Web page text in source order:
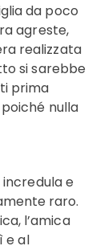
da poco
agreste,
realizzata
si sarebbe
prima
nulla
e
raro.
l’amica
e al